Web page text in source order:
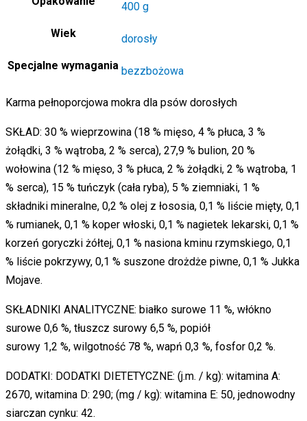
400 g
Wiek dorosły
Specjalne wymagania bezzbożowa
Karma pełnoporcjowa mokra dla psów dorosłych
SKŁAD: 30 % wieprzowina (18 % mięso, 4 % płuca, 3 %
żołądki, 3 % wątroba, 2 % serca), 27,9 % bulion, 20 %
wołowina (12 % mięso, 3 % płuca, 2 % żołądki, 2 % wątroba, 1
% serca), 15 % tuńczyk (cała ryba), 5 % ziemniaki, 1 %
składniki mineralne, 0,2 % olej z łososia, 0,1 % liście mięty, 0,1
% rumianek, 0,1 % koper włoski, 0,1 % nagietek lekarski, 0,1 %
korzeń goryczki żółtej, 0,1 % nasiona kminu rzymskiego, 0,1
% liście pokrzywy, 0,1 % suszone drożdże piwne, 0,1 % Jukka
Mojave.
SKŁADNIKI ANALITYCZNE: białko surowe 11 %, włókno
surowe 0,6 %, tłuszcz surowy 6,5 %, popiół
surowy 1,2 %, wilgotność 78 %, wapń 0,3 %, fosfor 0,2 %.
DODATKI: DODATKI DIETETYCZNE: (j.m. / kg): witamina A:
2670, witamina D: 290; (mg / kg): witamina E: 50, jednowodny
siarczan cynku: 42.